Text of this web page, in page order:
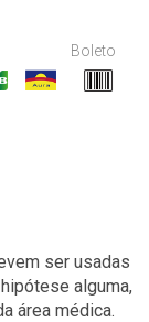
Boleto
ser usadas
alguma,
área médica.